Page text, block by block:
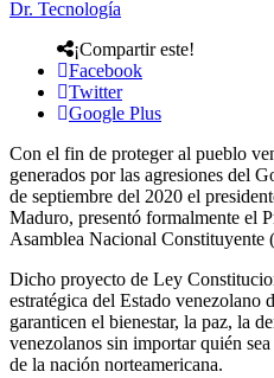
Dr. Tecnología
¡Compartir este!
Facebook
Twitter
Google Plus
Con el fin de proteger al pueblo
generados por las agresiones del
de septiembre del 2020 el
Maduro, presentó formalmente el
Asamblea Nacional Constituyente
Dicho proyecto de Ley
estratégica del Estado venezolano
garanticen el bienestar, la paz, la
venezolanos sin importar quién
de la nación norteamericana.